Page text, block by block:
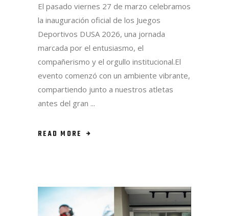
El pasado viernes 27 de marzo celebramos
la inauguración oficial de los Juegos
Deportivos DUSA 2026, una jornada
marcada por el entusiasmo, el
compañerismo y el orgullo institucional.El
evento comenzó con un ambiente vibrante,
compartiendo junto a nuestros atletas
antes del gran
READ MORE